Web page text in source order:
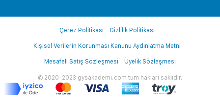
© 2020-2023 gysakademi.com tüm hakları saklıdır.
Çerez Politikası Gizlilik Politikası
Kişisel Verilerin Korunması Kanunu Aydınlatma Metni
Mesafeli Satış Sözleşmesi Üyelik Sözleşmesi